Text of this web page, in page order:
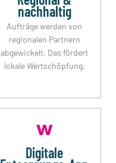
nachhaltig
Aufträge werden von
regionalen Partnern
abgewickelt. Das fördert
lokale Wertschöpfung.
Digitale